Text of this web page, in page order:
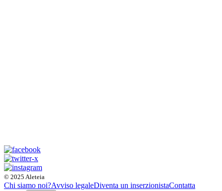
© 2025 Aleteia
Chi siamo noi?Avviso legaleDiventa un inserzionistaContatta